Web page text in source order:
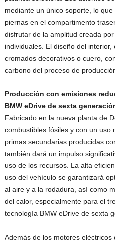
mediante un único soporte, lo
piernas en el compartimento
disfrutar de la amplitud creada
individuales. El diseño del
cromados decorativos o cuero,
carbono del proceso de
Producción con emisiones
BMW eDrive de sexta
Fabricado en la nueva planta de
combustibles fósiles y con un uso
primas secundarias producidas
también dará un impulso
uso de los recursos. La alta
uso del vehículo se garantizará
al aire y a la rodadura, así como
del calor, especialmente para el
tecnología BMW eDrive de sexta
Además de los motores